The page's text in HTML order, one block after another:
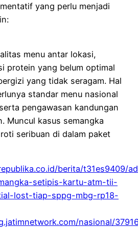
yang perlu menjadi
menu antar lokasi,
protein yang belum optimal
yang tidak seragam. Hal
standar menu nasional
pengawasan kandungan
Muncul kasus semangka
seribuan di dalam paket
berita/t31es9409/
setipis-kartu-atm-tii-
lost-tiap-sppg-mbg-rp18-
nasional/